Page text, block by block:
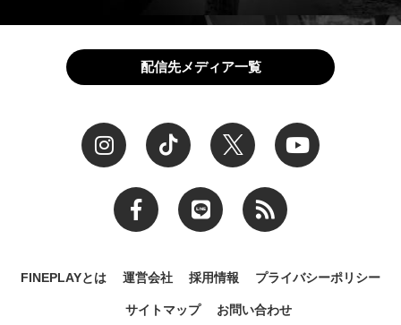
配信先メディア一覧
FINEPLAYとは 運営会社 採用情報 プライバシーポリシー
サイトマップ お問い合わせ